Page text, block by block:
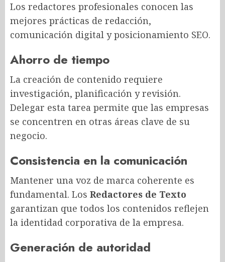
Los redactores profesionales conocen las
mejores prácticas de redacción,
comunicación digital y posicionamiento SEO.
Ahorro de tiempo
La creación de contenido requiere
investigación, planificación y revisión.
Delegar esta tarea permite que las empresas
se concentren en otras áreas clave de su
negocio.
Consistencia en la comunicación
Mantener una voz de marca coherente es
fundamental. Los Redactores de Texto
garantizan que todos los contenidos reflejen
la identidad corporativa de la empresa.
Generación de autoridad